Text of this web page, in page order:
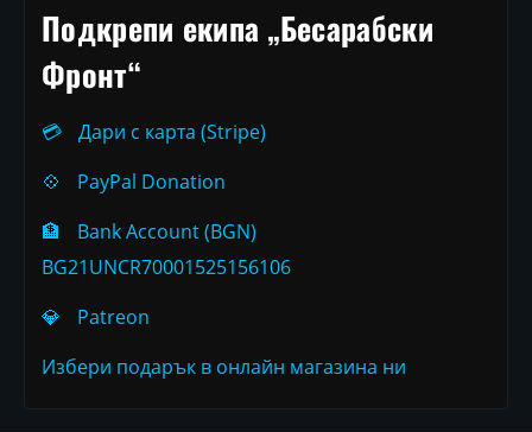
Подкрепи екипа „Бесарабски
Фронт“
💳
Дари с карта (Stripe)
💠
PayPal Donation
🏦
Bank Account (BGN)
BG21UNCR70001525156106
💎
Patreon
Избери подарък в онлайн магазина ни